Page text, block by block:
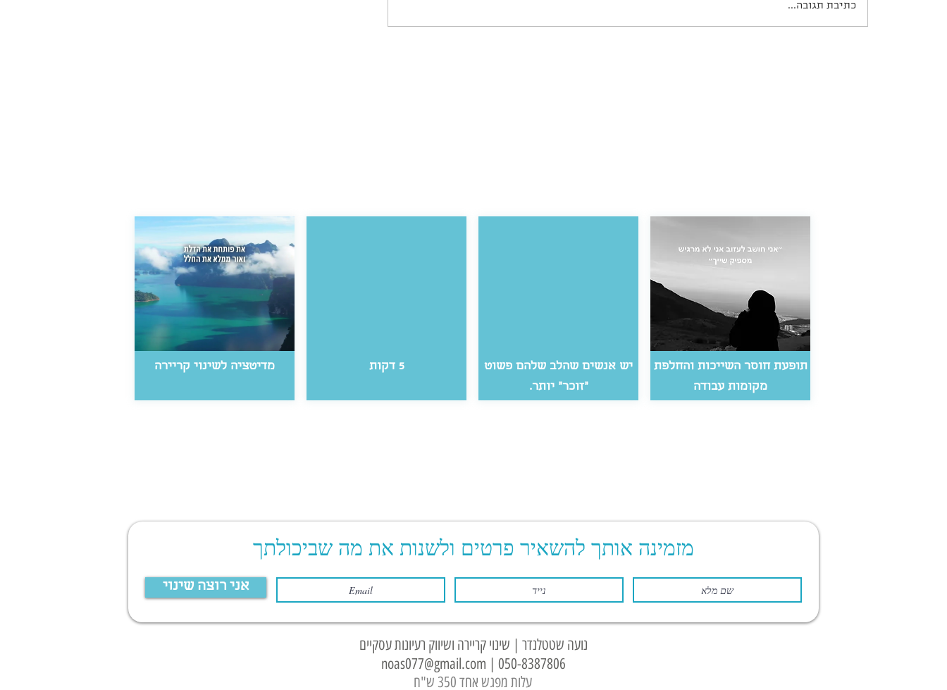
כתיבת תגובה...
תופעת חוסר השייכות והחלפת
מקומות עבודה
יש אנשים שהלב שלהם פשוט
״זוכר״ יותר.
5 דקות מדיטציה לשינוי קריירה
מזמינה אותך להשאיר פרטים ולשנות את מה שביכולתך
אני רוצה שינוי
נועה שטטלנדר | שינוי קריירה ושיווק רעיונות עסקיים
050-8387806
|
noas077@gmail.com
עלות מפגש אחד 350 ש"ח